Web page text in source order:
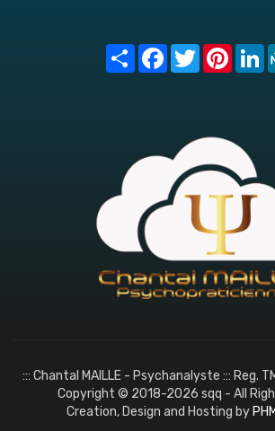
Share FacebookTwitter
::: Chantal MAILLE - Psychanalyste ::: Reg.
Copyright © 2018-2026 sqq - All
Creation, Design and Hosting by